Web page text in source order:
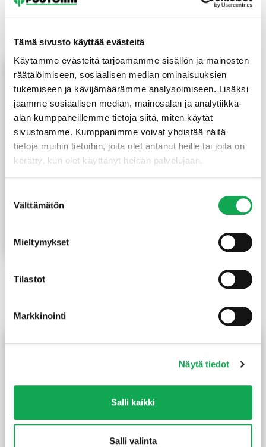
Tämä sivusto käyttää evästeitä
Käytämme evästeitä tarjoamamme sisällön ja mainosten
räätälöimiseen, sosiaalisen median ominaisuuksien
tukemiseen ja kävijämäärämme analysoimiseen. Lisäksi
jaamme sosiaalisen median, mainosalan ja analytiikka-
alan kumppaneillemme tietoja siitä, miten käytät
sivustoamme. Kumppanimme voivat yhdistää näitä
tietoja muihin tietoihin, joita olet antanut heille tai joita on
kerätty, kun olet käyttänyt heidän palvelujaan.
valinta
Välttämätön
Mieltymykset
Tilastot
Markkinointi
Näytä tiedot
Salli kaikki
Salli valinta
haapapaneeli 15X120 mm
STS/4 päätypontattu
50,00 €
Lue lisää